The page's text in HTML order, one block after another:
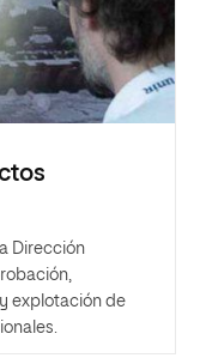
Dirección
explotación de